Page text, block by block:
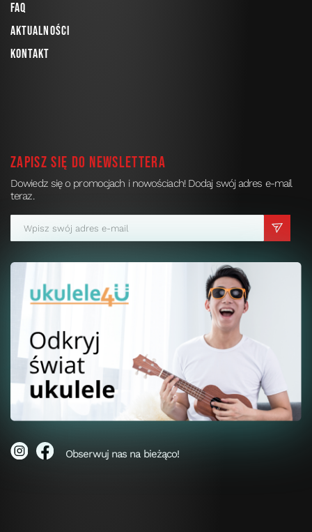
FAQ
Aktualności
Kontakt
Zapisz się do newslettera
Dowiedz się o promocjach i nowościach! Dodaj swój adres e-mail
teraz.
Obserwuj nas na bieżąco!